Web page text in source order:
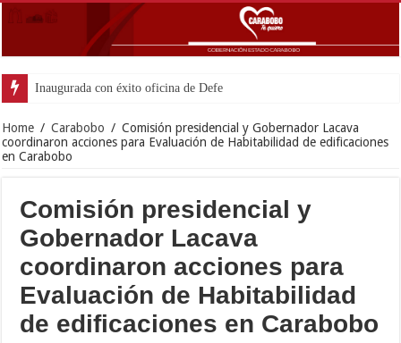
Inaugurada con éxito oficina de Defensa Pública en el municipio
Home / Carabobo / Comisión presidencial y Gobernador Lacava
coordinaron acciones para Evaluación de Habitabilidad de edificaciones
en Carabobo
Comisión presidencial y
Gobernador Lacava
coordinaron acciones para
Evaluación de Habitabilidad
de edificaciones en Carabobo